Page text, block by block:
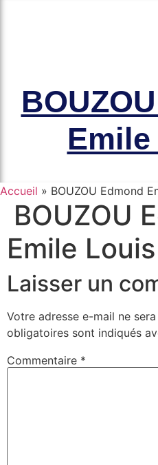
Accueil » BOUZOU Edmond
BOUZOU
Emile Louis
Laisser un
Votre adresse e-mail ne
obligatoires sont indiqués
Commentaire *